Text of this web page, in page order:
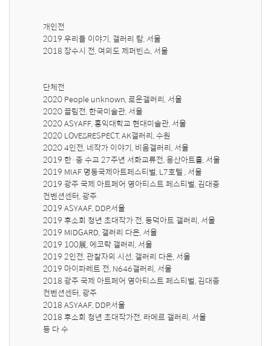
개인전
2019 우리들 이야기, 갤러리 탐, 서울
2018 장수시 전, 여의도 제퍼빈스, 서울
단체전
2020 People unknown, 로운갤러리, 서울
2020 끌림전, 한국미술관, 서울
2020 ASYAFF, 홍익대학교 현대미술관, 서울
2020 LOVE&RESPECT, AK갤러리, 수원
2020 4인전, 네작가 이야기, 비움갤러리, 서울
2019 한·중 수교 27주년 서화교류전, 용산아트홀, 서울
2019 MIAF 명동국제아트페스티벌, L7호텔 , 서울
2019 광주 국제 아트페어 영아티스트 페스티벌, 김대중
컨벤션센터, 광주
2019 ASYAAF, DDP,서울
2019 후소회 청년 초대작가 전, 동덕아트 갤러리, 서울
2019 MIDGARD, 갤러리 다온, 서울
2019 100展, 에코락 갤러리, 서울
2019 2인전, 관찰자의 시선, 갤러리 다온, 서울
2019 마이파레트 전, N646갤러리, 서울
2018 광주 국제 아트페어 영아티스트 페스티벌, 김대중
컨벤션센터, 광주
2018 ASYAAF, DDP,서울
2018 후소회 청년 초대작가전, 라메르 갤러리, 서울
등 다 수